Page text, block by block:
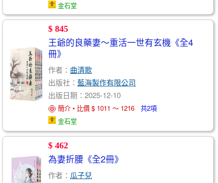
金石堂
$ 845
王爺的良藥妻～重活一世有玄機《全4
冊》
作者： 曲清歌
出版社： 藍海製作有限公司
出版日期：2025-12-10
簡介 • 比價 $ 1011 ～ 1216 共2項
金石堂
$ 462
為妻折腰《全2冊》
作者： 瓜子兒